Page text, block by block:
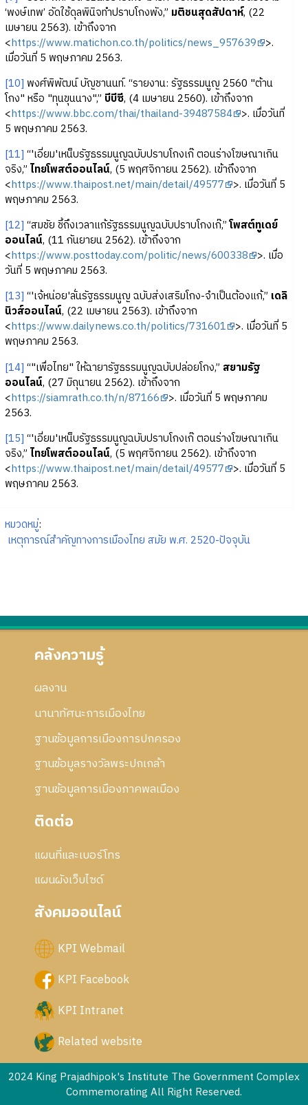
‘พงษ์เทพ’ อัดใช้ดุลพินิจทำปราบโกงพัง,” มติชนสุดสัปดาห์, (22
เมษายน 2563). เข้าถึงจาก
<https://www.matichon.co.th/politics/news_957639 >.
เมื่อวันที่ 5 พฤษภาคม 2563.
[10] พงศ์พิพัฒน์ บัญชานนท์. “รายงาน: รัฐธรรมนูญ 2560 "ต้าน
โกง" หรือ "ทุนขุนนาง",” บีบีซี, (4 เมษายน 2560). เข้าถึงจาก
<https://www.bbc.com/thai/thailand-39487584 >. เมื่อวันที่
5 พฤษภาคม 2563.
[11] “'เอี่ยม'เหน็บรัฐธรรมนูญฉบับปราบโกงเก๊ ตอนร่างโฆษณาเกิน
จริง,” ไทยโพสต์ออนไลน์, (5 พฤศจิกายน 2562). เข้าถึงจาก
<https://www.thaipost.net/main/detail/49577 >. เมื่อวันที่ 5
พฤษภาคม 2563.
[12] “สมชัย ชี้ถึงเวลาแก้รัฐธรรมนูญฉบับปราบโกงเก๊,”โพสต์ทูเดย์
ออนไลน์, (11 กันยายน 2562). เข้าถึงจาก
<https://www.posttoday.com/politic/news/600338 >. เมื่อ
วันที่ 5 พฤษภาคม 2563.
[13] “'เจ้หน่อย'ลั่นรัฐธรรมนูญ ฉบับส่งเสริมโกง-จำเป็นต้องแก้,” เดลิ
นิวส์ออนไลน์, (22 เมษายน 2563). เข้าถึงจาก
<https://www.dailynews.co.th/politics/731601 >. เมื่อวันที่ 5
พฤษภาคม 2563.
[14] “"เพื่อไทย" ให้ฉายารัฐธรรมนูญฉบับปล่อยโกง,” สยามรัฐ
ออนไลน์, (27 มิถุนายน 2562). เข้าถึงจาก
<https://siamrath.co.th/n/87166 >. เมื่อวันที่ 5 พฤษภาคม
2563.
[15] “'เอี่ยม'เหน็บรัฐธรรมนูญฉบับปราบโกงเก๊ ตอนร่างโฆษณาเกิน
จริง,” ไทยโพสต์ออนไลน์, (5 พฤศจิกายน 2562). เข้าถึงจาก
<https://www.thaipost.net/main/detail/49577 >. เมื่อวันที่ 5
พฤษภาคม 2563.
หมวดหมู่:
เหตุการณ์สำคัญทางการเมืองไทย สมัย พ.ศ. 2520-ปัจจุบัน
คลังความรู้
ผลงาน
นานาทัศนะการเมืองไทย
ฐานข้อมูลการเมืองการปกครอง
ฐานข้อมูลรางวัลพระปกเกล้า
ฐานข้อมูลการเมืองภาคพลเมือง
ติดต่อ
แผนที่และเบอร์โทร
แผนผังเว็บไซด์
สังคมออนไลน์
KPI Webmail
KPI Facebook
KPI Intranet
Related website
2024 King Prajadhipok's Institute The Government Complex
Commemorating All Right Reserved.